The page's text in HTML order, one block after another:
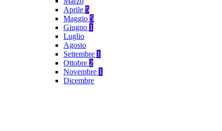
Aprile 5
Maggio 5
Giugno 1
Luglio
Agosto
Settembre 1
Ottobre 2
Novembre 1
Dicembre